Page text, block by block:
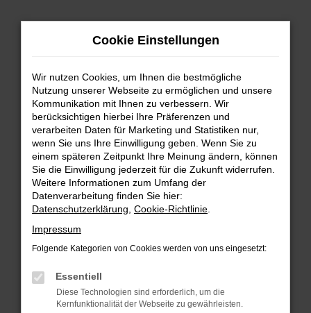
Zum
FEHLER: NETWORK ERROR
Beim Laden ist ein Fehler aufgetreten.
Hier sind ein paar Tipps, die dir helfen können:
Überprüfe deine Firewall und deine
Internetverbindung.
Laden andere Webseiten, zum Beispiel deine
Manche Erweiterungen, wie Werbeblocker,
Cookie Einstellungen
Wir nutzen Cookies, um Ihnen die bestmögliche
Nutzung unserer Webseite zu ermöglichen und unsere
Kommunikation mit Ihnen zu verbessern. Wir
berücksichtigen hierbei Ihre Präferenzen und
verarbeiten Daten für Marketing und Statistiken nur,
wenn Sie uns Ihre Einwilligung geben. Wenn Sie zu
einem späteren Zeitpunkt Ihre Meinung ändern, können
Sie die Einwilligung jederzeit für die Zukunft widerrufen.
Weitere Informationen zum Umfang der
Datenverarbeitung finden Sie hier:
Datenschutzerklärung Cookie-Richtlinie
Impressum
Folgende Kategorien von Cookies werden von uns eingesetzt:
Essentiell
Diese Technologien sind erforderlich, um die
Kernfunktionalität der Webseite zu gewährleisten.